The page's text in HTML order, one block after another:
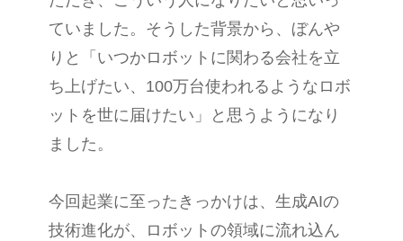
ていました。そうした背景から、ぼんや
りと「いつかロボットに関わる会社を立
ち上げたい、100万台使われるようなロボ
ットを世に届けたい」と思うようになり
ました。
今回起業に至ったきっかけは、生成AIの
技術進化が、ロボットの領域に流れ込ん